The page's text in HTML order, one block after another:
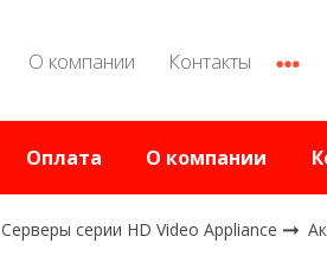
О компании Контакты
Оплата О компании
Серверы серии HD Video Appliance